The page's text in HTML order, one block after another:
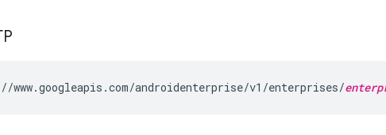
www.googleapis.com/androidenterprise/v1/enterprises/